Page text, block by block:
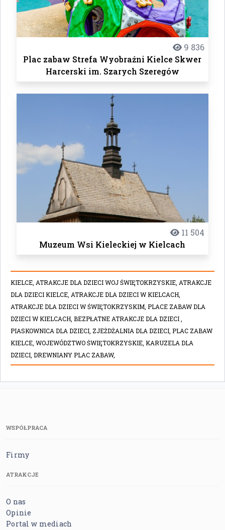
9 836
Plac zabaw Strefa Wyobraźni Kielce Skwer
Harcerski im. Szarych Szeregów
11 504
Muzeum Wsi Kieleckiej w Kielcach
KIELCE, ATRAKCJE DLA DZIECI WOJ ŚWIĘTOKRZYSKIE, ATRAKCJE
DLA DZIECI KIELCE, ATRAKCJE DLA DZIECI W KIELCACH,
ATRAKCJE DLA DZIECI W ŚWIĘTOKRZYSKIM, PLACE ZABAW DLA
DZIECI W KIELCACH, BEZPŁATNE ATRAKCJE DLA DZIECI ,
PIASKOWNICA DLA DZIECI, ZJEŻDŻALNIA DLA DZIECI, PLAC ZABAW
KIELCE, WOJEWÓDZTWO ŚWIĘTOKRZYSKIE, KARUZELA DLA
DZIECI, DREWNIANY PLAC ZABAW,
WSPÓŁPRACA
Firmy
ATRAKCJE
O nas
Opinie
Portal w mediach